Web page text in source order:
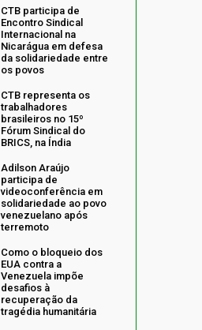
CTB participa de
Encontro Sindical
Internacional na
Nicarágua em defesa
da solidariedade entre
os povos
CTB representa os
trabalhadores
brasileiros no 15º
Fórum Sindical do
BRICS, na Índia
Adilson Araújo
participa de
videoconferência em
solidariedade ao povo
venezuelano após
terremoto
Como o bloqueio dos
EUA contra a
Venezuela impõe
desafios à
recuperação da
tragédia humanitária